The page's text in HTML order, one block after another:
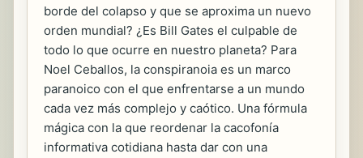
borde del colapso y que se aproxima un nuevo
orden mundial? ¿Es Bill Gates el culpable de
todo lo que ocurre en nuestro planeta? Para
Noel Ceballos, la conspiranoia es un marco
paranoico con el que enfrentarse a un mundo
cada vez más complejo y caótico. Una fórmula
mágica con la que reordenar la cacofonía
informativa cotidiana hasta dar con una